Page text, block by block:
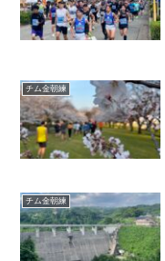
チム金朝練
チム金朝練